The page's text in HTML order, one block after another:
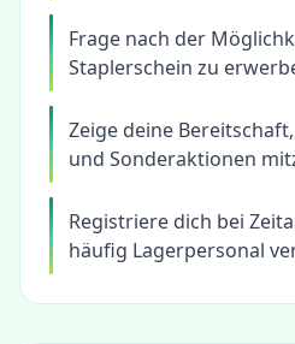
Frage nach der
Staplerschein zu
Zeige deine
und Sonderaktionen
Registriere dich bei
häufig Lagerpersonal